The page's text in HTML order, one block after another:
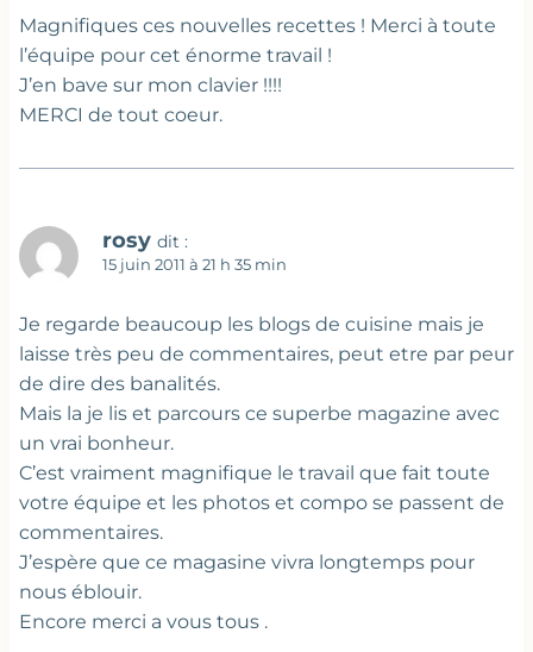
Magnifiques ces nouvelles recettes ! Merci à toute
l’équipe pour cet énorme travail !
J’en bave sur mon clavier !!!!
MERCI de tout coeur.
rosy dit :
15 juin 2011 à 21 h 35 min
Je regarde beaucoup les blogs de cuisine mais je
laisse très peu de commentaires, peut etre par peur
de dire des banalités.
Mais la je lis et parcours ce superbe magazine avec
un vrai bonheur.
C’est vraiment magnifique le travail que fait toute
votre équipe et les photos et compo se passent de
commentaires.
J’espère que ce magasine vivra longtemps pour
nous éblouir.
Encore merci a vous tous .